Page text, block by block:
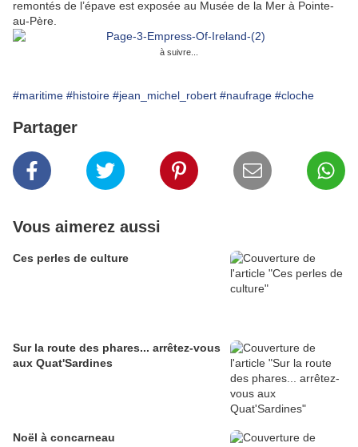
remontés de l’épave est exposée au Musée de la Mer à Pointe-
au-Père.
à suivre...
#maritime #histoire #jean_michel_robert #naufrage #cloche
Partager
Vous aimerez aussi
Ces perles de culture
Sur la route des phares... arrêtez-vous
aux Quat'Sardines
Noël à concarneau